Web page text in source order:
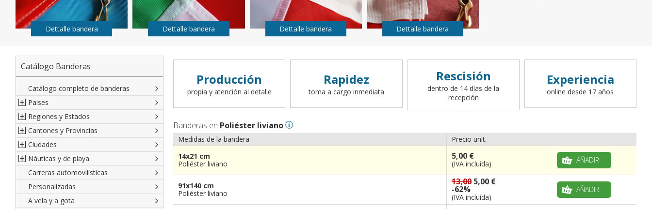
Dettalle bandera Dettalle bandera Dettalle bandera Dettalle bandera
Catálogo Banderas
Catálogo completo de banderas
Paises
Norte América
América del Sur
Europa
Africa
Asia
Oceanía
Regiones y Estados
Regiones italianas
Estados de EEUU
Francesas
Españolas
Austríacas
Alemanas
Cantones y Provincias
Cantones suizos
Provincias italianas
provincias del Mundo
Territorios británicos de ultramar
Francia de ultramar
Ciudades
Ciudades italianas
Ciudades francesas
Ciudades españolas
Ciudades del Mundo
Náuticas y de playa
Militares y Mercantes
Código náutico internacional
Empavesadas
Carreras automovilísticas
Personalizadas
A vela y a gota
Producción
propia y atención al detalle
Rapidez
toma a cargo inmediata
Rescisión
dentro de 14 días de la
recepción
Experiencia
online desde 17 años
Banderas en Poliéster liviano
Medidas de la bandera
Precio unit.
14x21 cm
Poliéster liviano
5,00 €
(IVA incluída) AÑADIR
91x140 cm
Poliéster liviano
13,00 5,00 €
-62%
(IVA incluída)
AÑADIR